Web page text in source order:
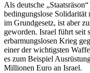
Als deutsche
bedingungslose Solidarität
im Grundgesetz, ist aber
geworden. Israel führt seit
erbarmungslosen Krieg
einer der wichtigsten
es zum Beispiel
Millionen Euro an Israel.